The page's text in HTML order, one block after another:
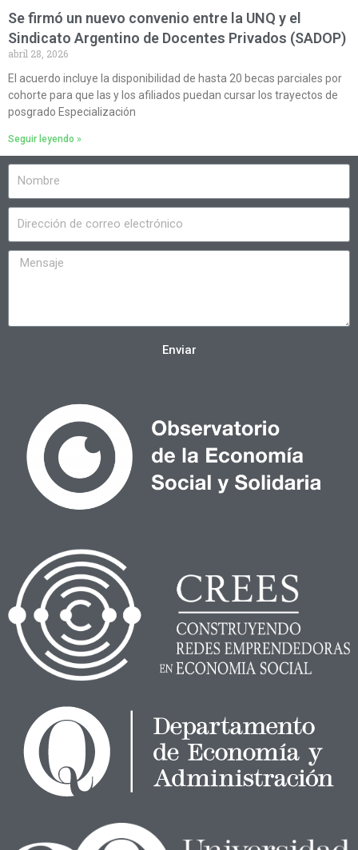
Se firmó un nuevo convenio entre la UNQ y el
Sindicato Argentino de Docentes Privados (SADOP)
abril 28, 2026
El acuerdo incluye la disponibilidad de hasta 20 becas parciales por
cohorte para que las y los afiliados puedan cursar los trayectos de
posgrado Especialización
Seguir leyendo »
Enviar